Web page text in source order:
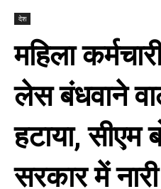
देश
महिला
लेस बंधवाने
हटाया, सीएम
सरकार में